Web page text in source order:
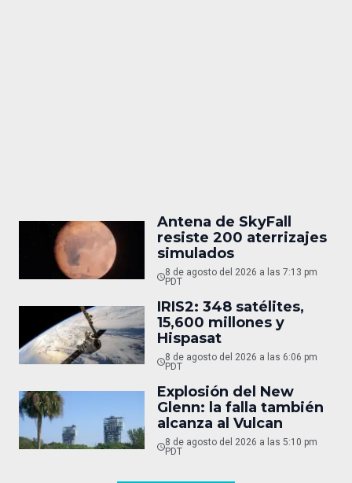
Antena de SkyFall
resiste 200 aterrizajes
simulados
8 de agosto del 2026 a las 7:13 pm
PDT
IRIS2: 348 satélites,
15,600 millones y
Hispasat
8 de agosto del 2026 a las 6:06 pm
PDT
Explosión del New
Glenn: la falla también
alcanza al Vulcan
8 de agosto del 2026 a las 5:10 pm
PDT